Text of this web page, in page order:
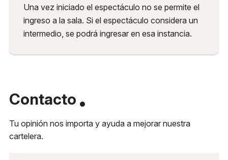
Una vez iniciado el espectáculo no se permite el
ingreso a la sala. Si el espectáculo considera un
intermedio, se podrá ingresar en esa instancia.
Contacto
Tu opinión nos importa y ayuda a mejorar nuestra
cartelera.